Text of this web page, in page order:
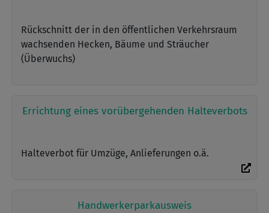
Rückschnitt der in den öffentlichen Verkehrsraum
wachsenden Hecken, Bäume und Sträucher
(Überwuchs)
Errichtung eines vorübergehenden Halteverbots
Halteverbot für Umzüge, Anlieferungen o.ä.
Handwerkerparkausweis